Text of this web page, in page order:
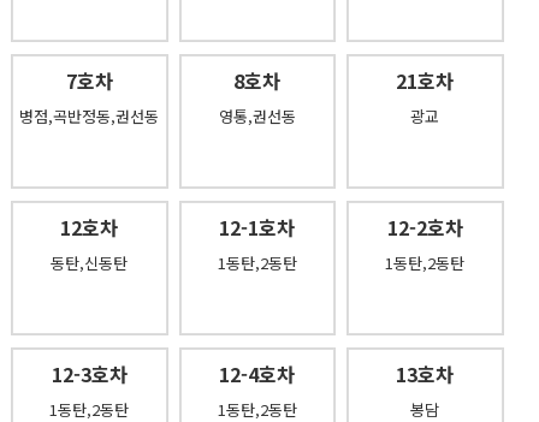
7호차
병점,곡반정동,권선동
8호차
영통,권선동
21호차
광교
12호차
동탄,신동탄
12-1호차
1동탄,2동탄
12-2호차
1동탄,2동탄
12-3호차
1동탄,2동탄
12-4호차
1동탄,2동탄
13호차
봉담